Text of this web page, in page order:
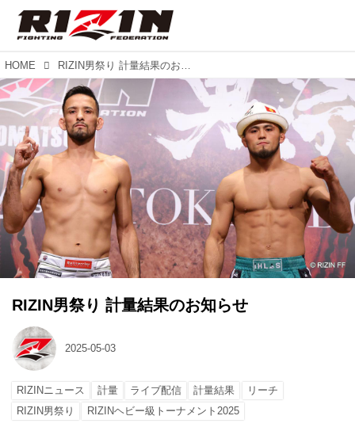
HOME RIZIN男祭り 計量結果のお知らせ
RIZIN男祭り 計量結果のお知らせ
2025-05-03
RIZINニュース 計量 ライブ配信 計量結果
リーチ
RIZIN男祭り
RIZINヘビー級トーナメント2025